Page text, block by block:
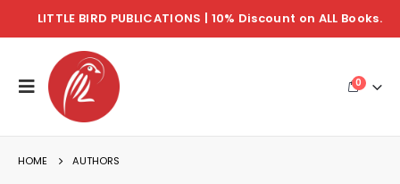
LITTLE BIRD PUBLICATIONS | 10% Discount on ALL Books.
0
HOME AUTHORS